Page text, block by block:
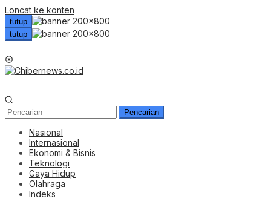
Loncat ke konten
tutup
tutup
Pencarian
Nasional
Internasional
Ekonomi & Bisnis
Teknologi
Gaya Hidup
Olahraga
Indeks